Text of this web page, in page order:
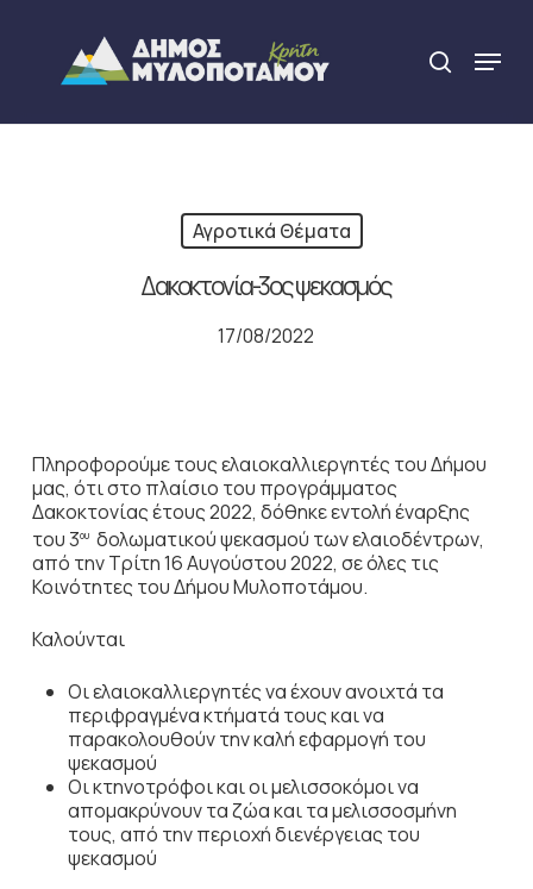
content
search
Menu
Αγροτικά Θέματα
Δακοκτονία-3ος ψεκασμός
17/08/2022
Πληροφορούμε τους ελαιοκαλλιεργητές του Δήμου
μας, ότι στο πλαίσιο του προγράμματος
Δακοκτονίας έτους 2022, δόθηκε εντολή έναρξης
του 3ουδολωματικού ψεκασμού των ελαιοδέντρων,
από την Τρίτη 16 Αυγούστου 2022, σε όλες τις
Κοινότητες του Δήμου Μυλοποτάμου.
Καλούνται
Οι ελαιοκαλλιεργητές να έχουν ανοιχτά τα
περιφραγμένα κτήματά τους και να
παρακολουθούν την καλή εφαρμογή του
ψεκασμού
Οι κτηνοτρόφοι και οι μελισσοκόμοι να
απομακρύνουν τα ζώα και τα μελισσοσμήνη
τους, από την περιοχή διενέργειας του
ψεκασμού
Close